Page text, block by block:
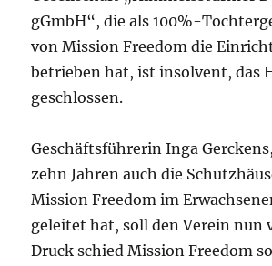
gGmbH“, die als 100%-
von Mission Freedom die
betrieben hat, ist insolvent, das
geschlossen.
Geschäftsführerin Inga
zehn Jahren auch die
Mission Freedom im
geleitet hat, soll den Verein nun
Druck schied Mission Freedom